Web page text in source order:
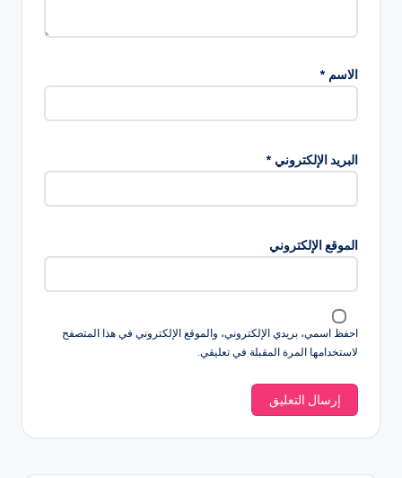
الاسم *
البريد الإلكتروني *
الموقع الإلكتروني
احفظ اسمي، بريدي الإلكتروني، والموقع الإلكتروني في هذا المتصفح
لاستخدامها المرة المقبلة في تعليقي.